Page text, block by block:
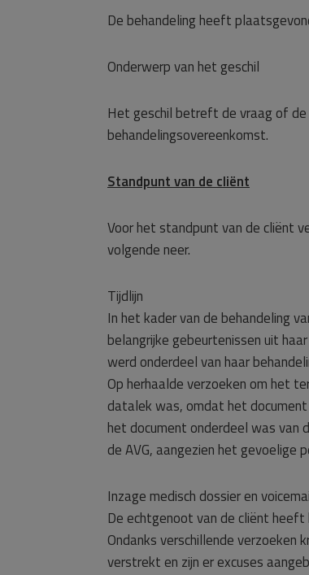
De behandeling heeft
Onderwerp van het geschil
Het geschil betreft de vraag of de
behandelingsovereenkomst.
Standpunt van de cliënt
Voor het standpunt van de cliënt
volgende neer.
Tijdlijn
In het kader van de behandeling
belangrijke gebeurtenissen uit
werd onderdeel van haar
Op herhaalde verzoeken om het
datalek was, omdat het
het document onderdeel was van
de AVG, aangezien het gevoelige
Inzage medisch dossier en
De echtgenoot van de cliënt heeft
Ondanks verschillende verzoeken
verstrekt en zijn er excuses